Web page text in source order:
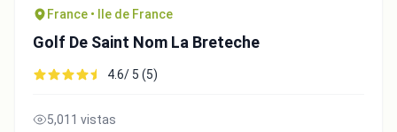
France • Ile de France
Golf De Saint Nom La Breteche
4.6/ 5 (5)
5,011 vistas